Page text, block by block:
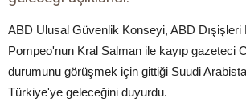
ABD Ulusal Güvenlik Konseyi, ABD Dışişleri
Pompeo'nun Kral Salman ile kayıp gazeteci
durumunu görüşmek için gittiği Suudi
Türkiye'ye geleceğini duyurdu.